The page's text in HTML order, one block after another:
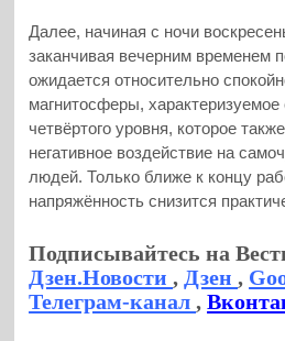
Далее, начиная с ночи
заканчивая вечерним временем
ожидается относительно
магнитосферы,
четвёртого уровня, которое
негативное воздействие на
людей. Только ближе к концу
напряжённость снизится
Подписывайтесь на
Дзен.Новости, Дзен,
Телеграм-канал,